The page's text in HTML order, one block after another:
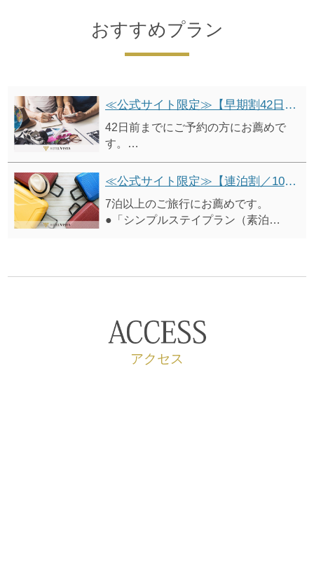
（予定）より適用開始いたします。
おすすめプラン
≪公式サイト限定≫【早期割42日前／15%オフ】早期予約割引プラン（素泊り）
42日前までにご予約の方にお薦めで
す。
●「シンプルステイプラン（素泊
り）」 から15%オフ
≪公式サイト限定≫【連泊割／10%オフ】7連泊以上割引プラン（素泊り）
7泊以上のご旅行にお薦めです。
●「シンプルステイプラン（素泊
アクセス